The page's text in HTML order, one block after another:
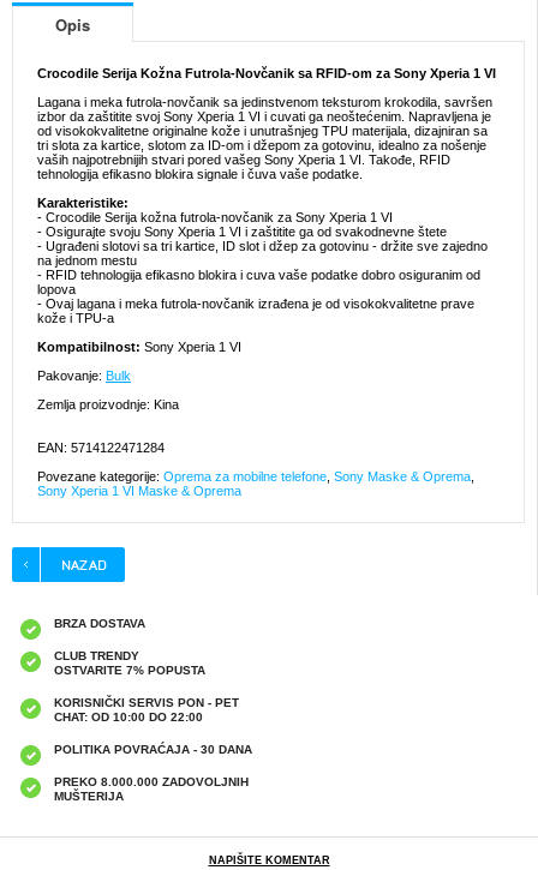
Opis
Crocodile Serija Kožna Futrola-Novčanik sa RFID-om za Sony Xperia 1 VI
Lagana i meka futrola-novčanik sa jedinstvenom teksturom krokodila, savršen
izbor da zaštitite svoj Sony Xperia 1 VI i cuvati ga neoštećenim. Napravljena je
od visokokvalitetne originalne kože i unutrašnjeg TPU materijala, dizajniran sa
tri slota za kartice, slotom za ID-om i džepom za gotovinu, idealno za nošenje
vaših najpotrebnijih stvari pored vašeg Sony Xperia 1 VI. Takođe, RFID
tehnologija efikasno blokira signale i čuva vaše podatke.
Karakteristike:
- Crocodile Serija kožna futrola-novčanik za Sony Xperia 1 VI
- Osigurajte svoju Sony Xperia 1 VI i zaštitite ga od svakodnevne štete
- Ugrađeni slotovi sa tri kartice, ID slot i džep za gotovinu - držite sve zajedno
na jednom mestu
- RFID tehnologija efikasno blokira i cuva vaše podatke dobro osiguranim od
lopova
- Ovaj lagana i meka futrola-novčanik izrađena je od visokokvalitetne prave
kože i TPU-a
Kompatibilnost: Sony Xperia 1 VI
Pakovanje: Bulk
Zemlja proizvodnje: Kina
EAN: 5714122471284
Povezane kategorije: Oprema za mobilne telefone Sony Maske & Oprema
Sony Xperia 1 VI Maske & Oprema
BRZA DOSTAVA
CLUB TRENDY
OSTVARITE 7% POPUSTA
KORISNIČKI SERVIS PON - PET
CHAT: OD 10:00 DO 22:00
POLITIKA POVRAĆAJA - 30 DANA
PREKO 8.000.000 ZADOVOLJNIH
MUŠTERIJA
NAPIŠITE KOMENTAR